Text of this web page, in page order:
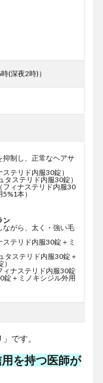
(深夜2時)）
抑制し、正常なヘアサ
テリド内服30錠）
タステリド内服30錠）
フィナステリド内服30
本）
ン
ながら、太く・強い毛
ステリド内服30錠＋ミ
タステリド内服30錠＋
ィナステリド内服30錠
錠＋ミノキシジル外用
です。
を持つ医師が